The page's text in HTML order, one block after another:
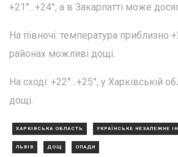
+21°...+24°, а в Закарпатті може
На півночі: температура приблизно
районах можливі дощі.
На сході: +22°...+25°, у Харківській
дощі.
ХАРКІВСЬКА ОБЛАСТЬ УКРАЇНСЬКЕ НЕЗАЛЕЖНЕ
ЛЬВІВ ДОЩ ОПАДИ